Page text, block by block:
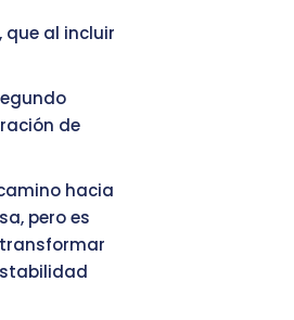
que al incluir
de
hacia
pero es
transformar